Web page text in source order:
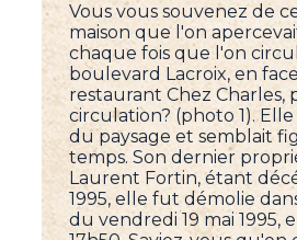
Vous vous souvenez de
maison que l'on
chaque fois que l'on
boulevard Lacroix, en
restaurant Chez Charles,
circulation? (photo 1).
du paysage et semblait
temps. Son dernier
Laurent Fortin, étant
1995, elle fut démolie
du vendredi 19 mai 1995,